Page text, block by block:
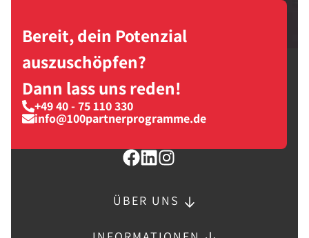
Bereit, dein Potenzial
auszuschöpfen?
Dann lass uns reden!
+49 40 - 75 110 330
info@100partnerprogramme.de
ÜBER UNS